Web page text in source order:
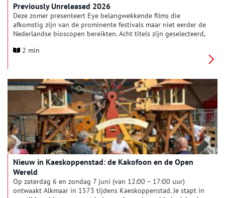
Previously Unreleased 2026
Deze zomer presenteert Eye belangwekkende films die
afkomstig zijn van de prominente festivals maar niet eerder de
Nederlandse bioscopen bereikten. Acht titels zijn geselecteerd,
Portugal en Italië. Tot de nieuwkomers behoren regisseurs als
Watermelon Woman is een Amerikaanse klassieker die niet
eerder in Nederland werd uitgebracht.
2 min
Nieuw in Kaeskoppenstad: de Kakofoon en de Open
Wereld
Op zaterdag 6 en zondag 7 juni (van 12:00 – 17:00 uur)
ontwaakt Alkmaar in 1573 tijdens Kaeskoppenstad. Je stapt in